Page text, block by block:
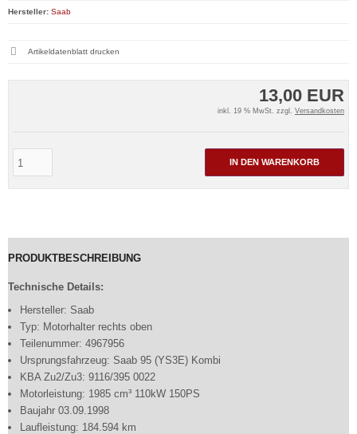
13,00 EUR
inkl. 19 % MwSt. zzgl. Versandkosten
IN DEN WARENKORB
Hersteller: Saab
Artikeldatenblatt drucken
PRODUKTBESCHREIBUNG
Technische Details:
Hersteller: Saab
Typ: Motorhalter rechts oben
Teilenummer: 4967956
Ursprungsfahrzeug: Saab 95 (YS3E) Kombi
KBA Zu2/Zu3: 9116/395 0022
Motorleistung: 1985 cm³ 110kW 150PS
Baujahr 03.09.1998
Laufleistung: 184.594 km